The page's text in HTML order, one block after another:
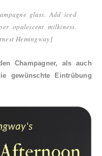
glass. Add iced
opalescent milkiness.
Hemingway]
Champagner, als auch
gewünschte Eintrübung